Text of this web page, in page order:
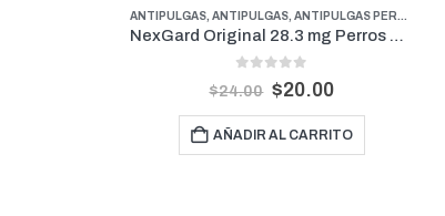
,FARMACIA,PERROS
ANTIPULGAS, ANTIPULGAS, ANTIPULGAS PERROS PESOS MEDIANOS
NexGard Original 28.3 mg Perros De 4.1 kg a 10 kg (1 Mes)
out of 5
$24.00 $20.00
AÑADIR AL CARRITO